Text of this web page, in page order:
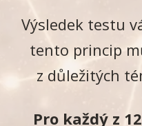
Výsledek testu
tento princip
z důležitých
Pro každý z